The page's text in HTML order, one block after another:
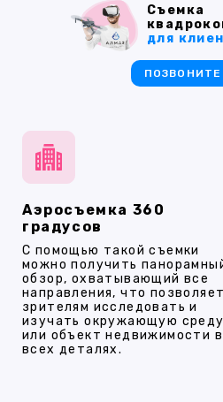
Аэросъемка 360
градусов
С помощью такой съемки
можно получить
обзор, охватывающий все
направления, что позволяет
зрителям исследовать и
изучать окружающую среду
или объект недвижимости
всех деталях.
Съемка
для